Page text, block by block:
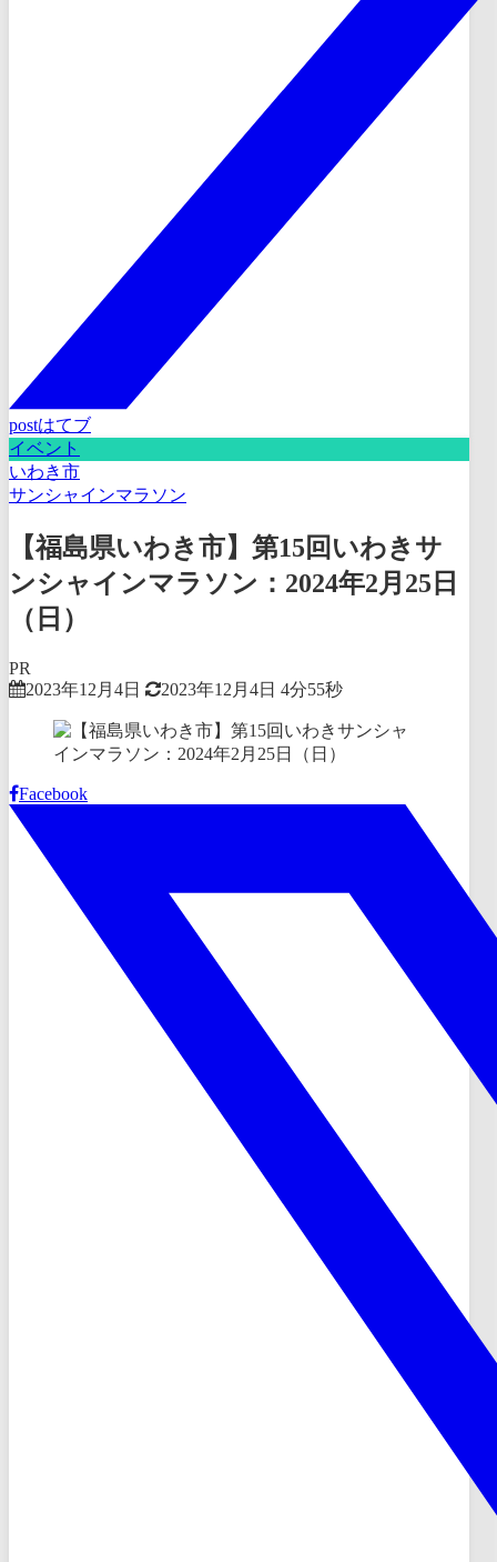
postはてブ
イベント
いわき市
サンシャインマラソン
【福島県いわき市】第15回いわきサ
ンシャインマラソン：2024年2月25日
（日）
PR
2023年12月4日
2023年12月4日 4分55秒
Facebook